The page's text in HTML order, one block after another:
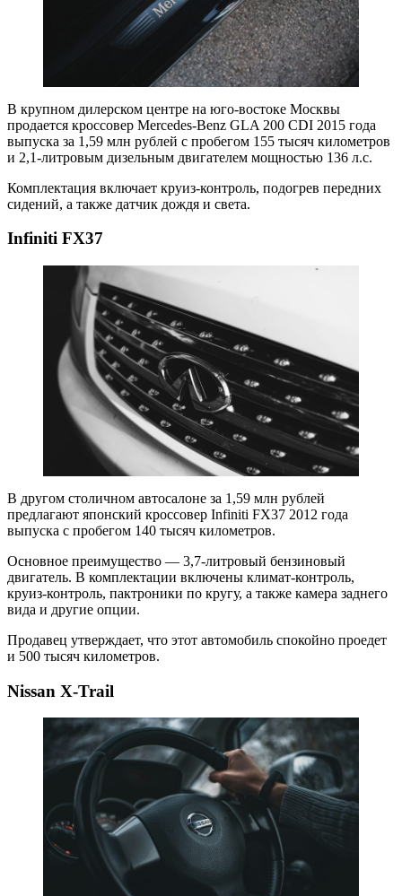
В крупном дилерском центре на юго-востоке Москвы
продается кроссовер Mercedes-Benz GLA 200 CDI 2015 года
выпуска за 1,59 млн рублей с пробегом 155 тысяч километров
и 2,1-литровым дизельным двигателем мощностью 136 л.с.
Комплектация включает круиз-контроль, подогрев передних
сидений, а также датчик дождя и света.
Infiniti FX37
В другом столичном автосалоне за 1,59 млн рублей
предлагают японский кроссовер Infiniti FX37 2012 года
выпуска с пробегом 140 тысяч километров.
Основное преимущество — 3,7-литровый бензиновый
двигатель. В комплектации включены климат-контроль,
круиз-контроль, пактроники по кругу, а также камера заднего
вида и другие опции.
Продавец утверждает, что этот автомобиль спокойно проедет
и 500 тысяч километров.
Nissan X-Trail